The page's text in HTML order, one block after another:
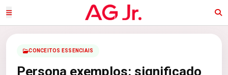
CONCEITOS ESSENCIAIS
Persona exemplos: significado